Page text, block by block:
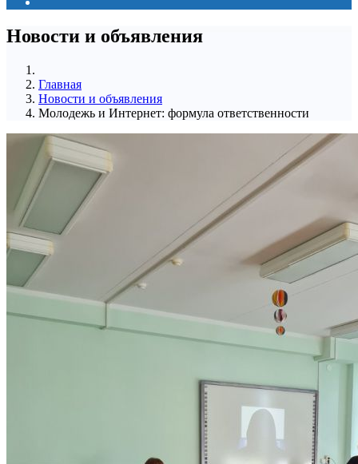
Новости и объявления
Главная
Новости и объявления
Молодежь и Интернет: формула ответственности